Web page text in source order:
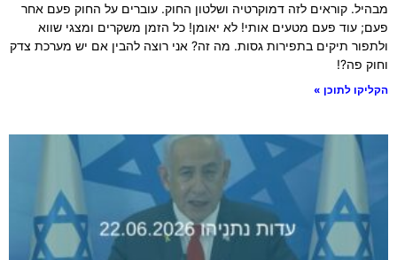
מבהיל. קוראים לזה דמוקרטיה ושלטון החוק. עוברים על החוק פעם אחר
פעם; עוד פעם מטעים אותי! לא יאומן! כל הזמן משקרים ומצגי שווא
ולתפור תיקים בתפירות גסות. מה זה? אני רוצה להבין אם יש מערכת צדק
וחוק פה?!
הקליקו לתוכן »